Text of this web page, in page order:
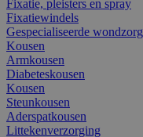
Fixatie, pleisters en spray
Fixatiewindels
Gespecialiseerde wondzorg
Kousen
Armkousen
Diabeteskousen
Kousen
Steunkousen
Aderspatkousen
Littekenverzorging